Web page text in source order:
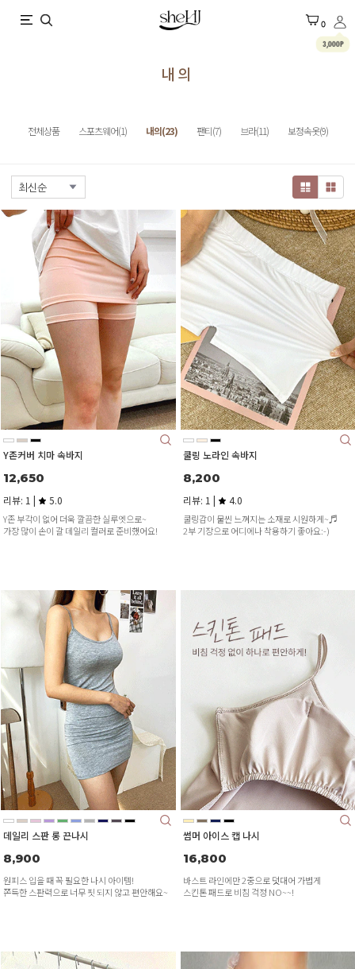
X 0
3,000P
내의
전체상품 스포츠웨어(1) 내의(23) 팬티(7) 브라(11) 보정속옷(9)
Y존커버 치마 속바지
12,650
리뷰: 1 | 5.0
Y존 부각이 없어 더욱 깔끔한 실루엣으로~
가장 많이 손이 갈 데일리 컬러로 준비했어요!
쿨링 노라인 속바지
8,200
리뷰: 1 | 4.0
쿨링감이 물씬 느껴지는 소재로 시원하게~♬
2부 기장으로 어디에나 착용하기 좋아요:-)
데일리 스판 롱 끈나시
8,900
원피스 입을 때 꼭 필요한 나시 아이템!
쫀득한 스판력으로 너무 핏 되지 않고 편안해요~
썸머 아이스 캡 나시
16,800
바스트 라인에만 2중으로 덧대어 가볍게
스킨톤 패드로 비침 걱정 NO~~!